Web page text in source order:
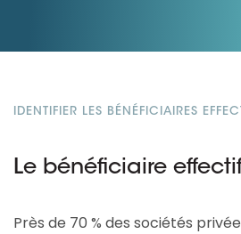
IDENTIFIER LES BÉNÉFICIAIRES
Le bénéficiaire
Près de 70 % des sociétés